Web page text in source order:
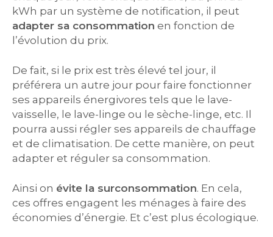
kWh par un système de notification, il peut
adapter sa consommation en fonction de
l’évolution du prix.
De fait, si le prix est très élevé tel jour, il
préférera un autre jour pour faire fonctionner
ses appareils énergivores tels que le lave-
vaisselle, le lave-linge ou le sèche-linge, etc. Il
pourra aussi régler ses appareils de chauffage
et de climatisation. De cette manière, on peut
adapter et réguler sa consommation.
Ainsi on évite la surconsommation. En cela,
ces offres engagent les ménages à faire des
économies d’énergie. Et c’est plus écologique.